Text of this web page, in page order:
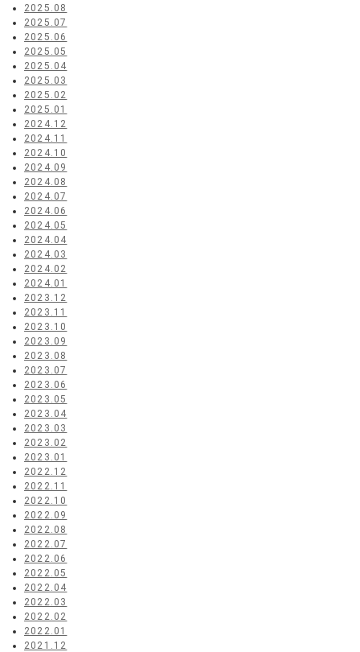
2025.08
2025.07
2025.06
2025.05
2025.04
2025.03
2025.02
2025.01
2024.12
2024.11
2024.10
2024.09
2024.08
2024.07
2024.06
2024.05
2024.04
2024.03
2024.02
2024.01
2023.12
2023.11
2023.10
2023.09
2023.08
2023.07
2023.06
2023.05
2023.04
2023.03
2023.02
2023.01
2022.12
2022.11
2022.10
2022.09
2022.08
2022.07
2022.06
2022.05
2022.04
2022.03
2022.02
2022.01
2021.12